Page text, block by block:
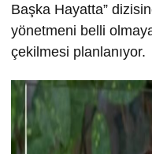
Başka Hayatta”
yönetmeni belli
çekilmesi planlanıyor.